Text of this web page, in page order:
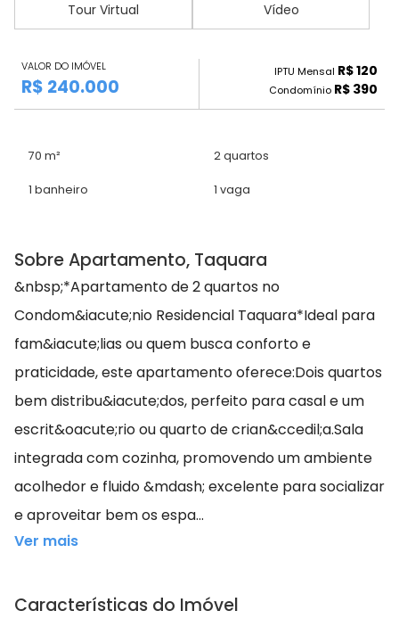
Tour Virtual Vídeo
VALOR DO IMÓVEL
R$ 240.000
IPTU Mensal R$ 120
Condomínio R$ 390
70 m² 2 quartos
1 banheiro 1 vaga
Sobre Apartamento, Taquara
&nbsp;*Apartamento de 2 quartos no
Condom&iacute;nio Residencial Taquara*Ideal para
fam&iacute;lias ou quem busca conforto e
praticidade, este apartamento oferece:Dois quartos
bem distribu&iacute;dos, perfeito para casal e um
escrit&oacute;rio ou quarto de crian&ccedil;a.Sala
integrada com cozinha, promovendo um ambiente
acolhedor e fluido &mdash; excelente para socializar
e aproveitar bem os espa...
Ver mais
Características do Imóvel